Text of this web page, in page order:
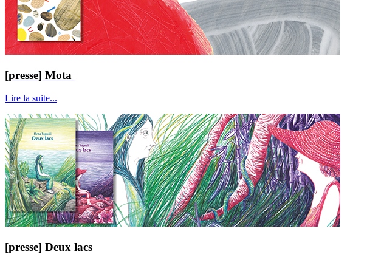
[presse] Mota
Lire la suite...
[presse] Deux lacs